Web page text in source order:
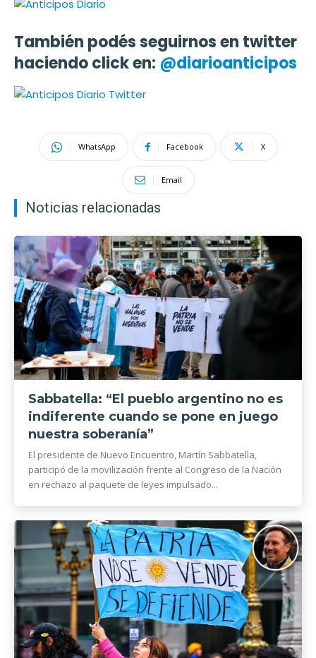
También podés seguirnos en twitter
haciendo click en: @diarioanticipos
WhatsApp Facebook X
Email
Noticias relacionadas
Sabbatella: “El pueblo argentino no es
indiferente cuando se pone en juego
nuestra soberanía”
El presidente de Nuevo Encuentro, Martín Sabbatella,
participó de la movilización frente al Congreso de la Nación
en rechazo al paquete de leyes impulsado...